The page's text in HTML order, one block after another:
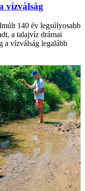
vízválság
140 év legsúlyosabb
a talajvíz drámai
a vízválság legalább